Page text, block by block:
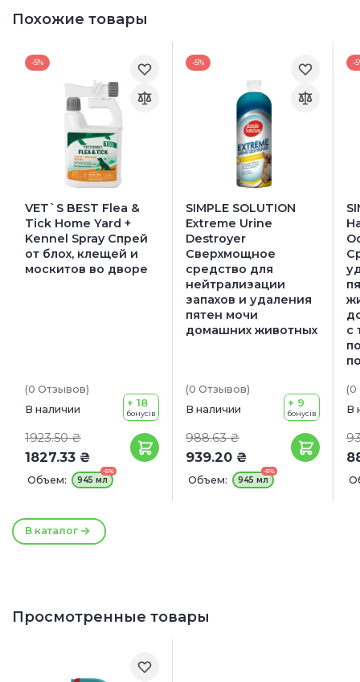
Похожие товары
В каталог
-5%
VET`S BEST Flea &
Tick Home Yard +
Kennel Spray Спрей
от блох, клещей и
москитов во дворе
(0 Отзывов)
В наличии
1923.50 ₴
1827.33 ₴
+ 18
бонусів
Объем:
-5%
945 мл
-5%
SIMPLE SOLUTION
Extreme Urine
Destroyer
Сверхмощное
средство для
нейтрализации
запахов и удаления
пятен мочи
домашних животных
(0 Отзывов)
В наличии
988.63 ₴
939.20 ₴
+ 9
бонусів
Объем:
-5%
945 мл
-
с
(0
В
Просмотренные товары